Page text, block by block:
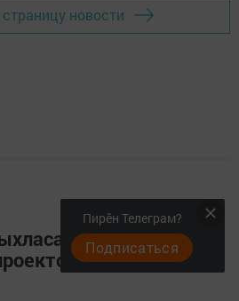
новости
хăварассипе
конкурсӗ
Пирӗн Телеграм?
Подписаться